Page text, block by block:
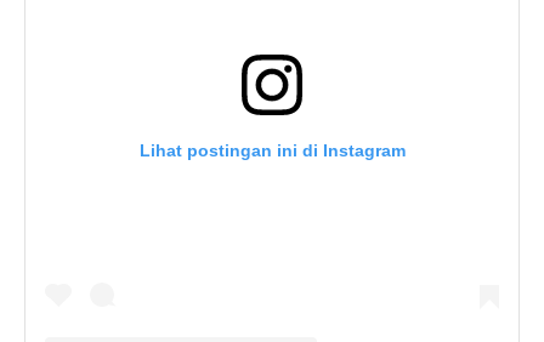
Lihat postingan ini di Instagram